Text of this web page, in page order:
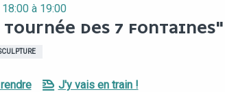
à 19:00
DES 7 FONTAINES"
J'y vais en train !